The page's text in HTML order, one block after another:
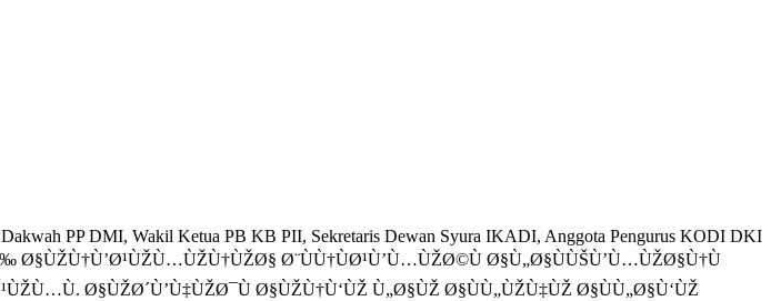
PP DMI, Wakil Ketua PB KB PII, Sekretaris Dewan Syura IKADI, Anggota Pengurus KODI DKI
Ø§ÙŽÙ†Ù’Ø¹ÙŽÙ…ÙŽÙ†ÙŽØ§ Ø¨ÙÙ†ÙØ¹Ù’Ù…ÙŽØ©Ù Ø§Ù„Ø§ÙÙŠÙ’Ù…ÙŽØ§Ù†Ù
Ø§ÙŽØ´Ù’Ù‡ÙŽØ¯Ù Ø§ÙŽÙ†Ù‘ÙŽ Ù„Ø§ÙŽ Ø§ÙÙ„ÙŽÙ‡ÙŽ Ø§ÙÙ„Ø§Ù‘ÙŽ